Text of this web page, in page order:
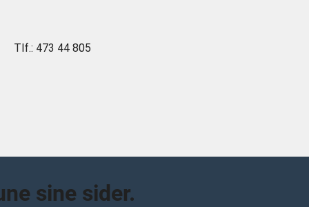
sine sider.
Tlf.: 473 44 805